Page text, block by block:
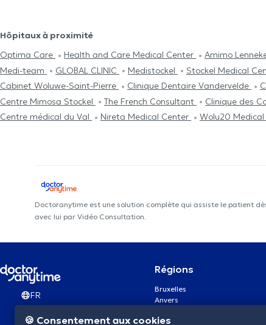
Hôpitaux à proximité
Optima Care
Health and Care Medical Center Amimo
Medi-team
GLOBAL CLINIC Medistockel
Stockel Medical
Cabinet Woluwe-Saint-Pierre
Clinique Dentaire Vandervelde
Centre Mimosa Stockel
The French Consultant Clinique des
Centre médical du Val
Nireta Medical Center Wolu20
Doctoranytime est une solution complète qui assiste le patient
avec lui par Vidéo Consultation.
FR
Régions
Bruxelles
Anvers
Charleroi
🍪 Consentement aux cookies